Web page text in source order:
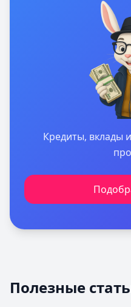
Кредиты, вклады
Полезные